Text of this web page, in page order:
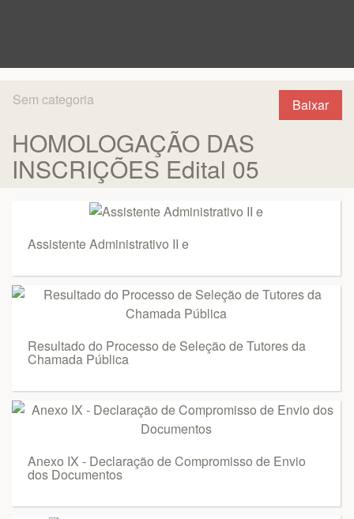
Baixar
Sem categoria
HOMOLOGAÇÃO DAS
INSCRIÇÕES Edital 05
Assistente Administrativo II e
Resultado do Processo de Seleção de Tutores da
Chamada Pública
Anexo IX - Declaração de Compromisso de Envio
dos Documentos